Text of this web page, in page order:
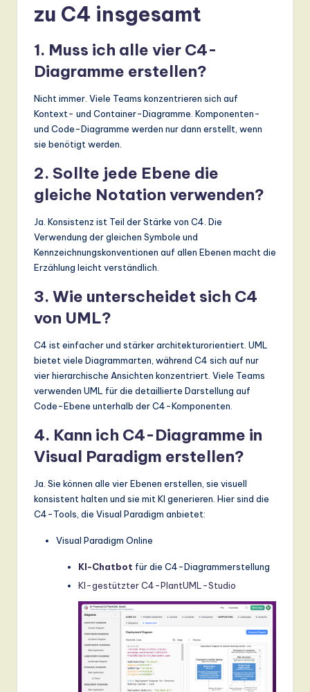
zu C4 insgesamt
1. Muss ich alle vier C4-
Diagramme erstellen?
Nicht immer. Viele Teams konzentrieren sich auf
Kontext- und Container-Diagramme. Komponenten-
und Code-Diagramme werden nur dann erstellt, wenn
sie benötigt werden.
2. Sollte jede Ebene die
gleiche Notation verwenden?
Ja. Konsistenz ist Teil der Stärke von C4. Die
Verwendung der gleichen Symbole und
Kennzeichnungskonventionen auf allen Ebenen macht die
Erzählung leicht verständlich.
3. Wie unterscheidet sich C4
von UML?
C4 ist einfacher und stärker architekturorientiert. UML
bietet viele Diagrammarten, während C4 sich auf nur
vier hierarchische Ansichten konzentriert. Viele Teams
verwenden UML für die detaillierte Darstellung auf
Code-Ebene unterhalb der C4-Komponenten.
4. Kann ich C4-Diagramme in
Visual Paradigm erstellen?
Ja. Sie können alle vier Ebenen erstellen, sie visuell
konsistent halten und sie mit KI generieren. Hier sind die
C4-Tools, die Visual Paradigm anbietet:
Visual Paradigm Online
KI-Chatbot für die C4-Diagrammerstellung
KI-gestützter C4-PlantUML-Studio